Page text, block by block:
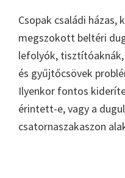
Csopak családi házas,
megszokott beltéri
lefolyók, tisztítóaknák,
és gyűjtőcsövek
Ilyenkor fontos
érintett-e, vagy a
csatornaszakaszon